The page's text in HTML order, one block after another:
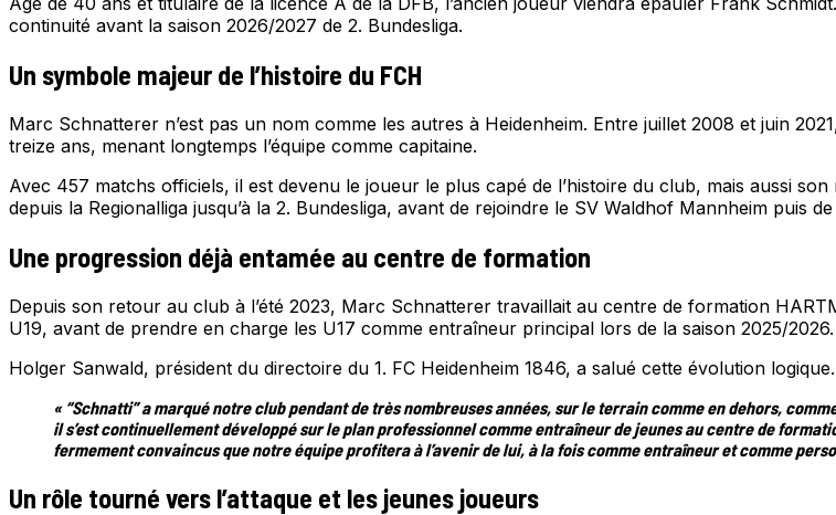
continuité avant la saison 2026/2027 de 2. Bundesliga.
Un symbole majeur de l’histoire du FCH
Marc Schnatterer n’est pas un nom comme les autres à Heidenheim. Entre juillet 2008 et juin
treize ans, menant longtemps l’équipe comme capitaine.
Avec 457 matchs officiels, il est devenu le joueur le plus capé de l’histoire du club, mais aussi
depuis la Regionalliga jusqu’à la 2. Bundesliga, avant de rejoindre le SV Waldhof Mannheim puis
Une progression déjà entamée au centre de formation
Depuis son retour au club à l’été 2023, Marc Schnatterer travaillait au centre de formation
U19, avant de prendre en charge les U17 comme entraîneur principal lors de la saison 2025/2026.
Holger Sanwald, président du directoire du 1. FC Heidenheim 1846, a salué cette évolution logique.
« “Schnatti” a marqué notre club pendant de très nombreuses années, sur le terrain comme en dehors,
il s’est continuellement développé sur le plan professionnel comme entraîneur de jeunes au centre de
fermement convaincus que notre équipe profitera à l’avenir de lui, à la fois comme entraîneur et comme
Un rôle tourné vers l’attaque et les jeunes joueurs